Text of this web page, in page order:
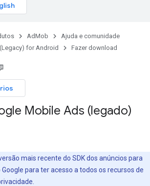
AdMob
Ajuda e comunidade
for Android
Fazer download
Mobile Ads (legado)
mais recente do SDK dos anúncios para
para ter acesso a todos os recursos de